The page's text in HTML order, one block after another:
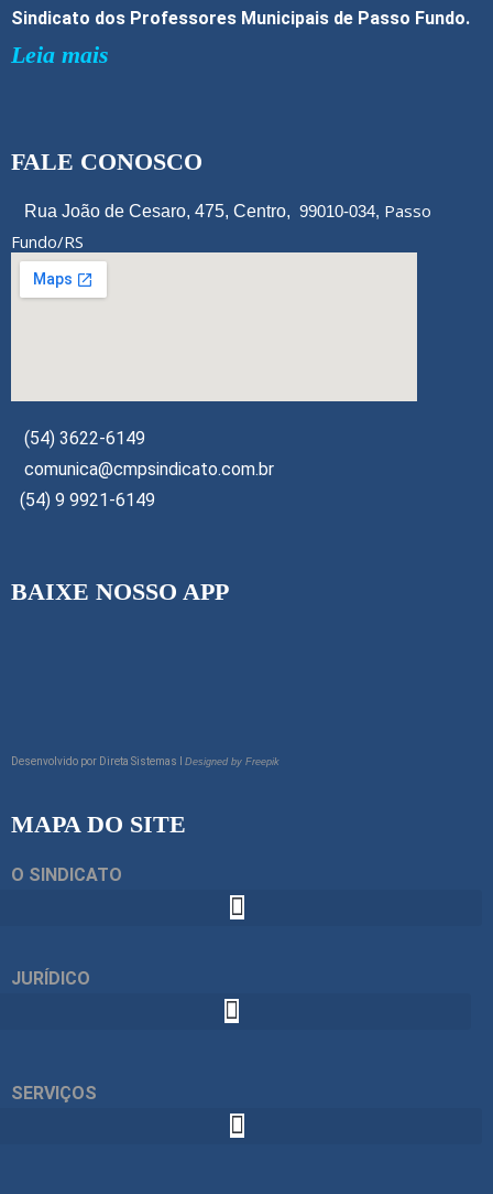
Sindicato dos Professores Municipais de Passo Fundo.
Leia mais
FALE CONOSCO
Rua João de Cesaro, 475, Centro, 99010-034, Passo
Fundo/RS
(54) 3622-6149
comunica@cmpsindicato.com.br
(54) 9 9921-6149
BAIXE NOSSO APP
Desenvolvido por Direta Sistemas I Designed by Freepik
MAPA DO SITE
O SINDICATO
JURÍDICO
SERVIÇOS